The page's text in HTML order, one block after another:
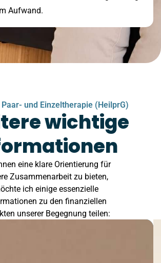
Aufwand.
und Einzeltherapie (HeilprG)
wichtige
eine klare Orientierung für
Zusammenarbeit zu bieten,
ich einige essenzielle
zu den finanziellen
unserer Begegnung teilen: